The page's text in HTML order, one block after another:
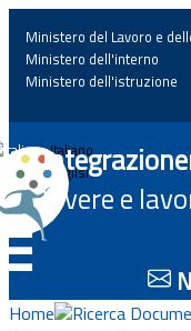
Home
News
Ministero del Lavoro e
Ministero dell'interno
Ministero dell'istruzione
Italiano
English
Vivere e
Home Ricerca